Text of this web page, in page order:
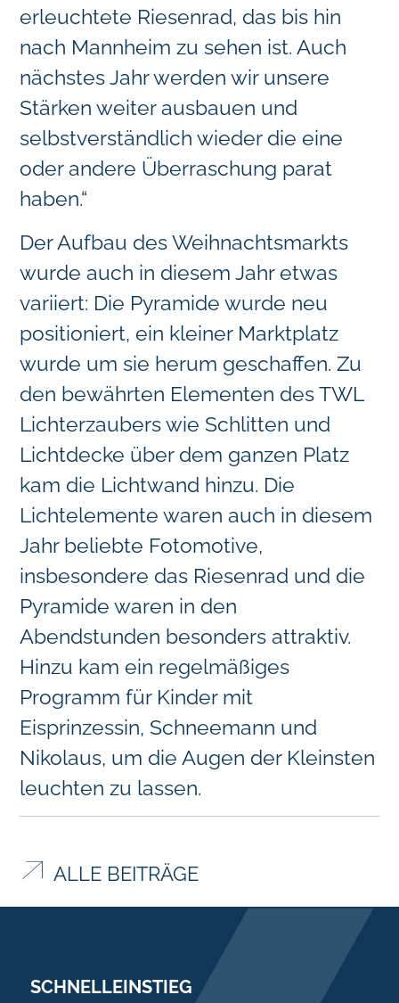
erleuchtete Riesenrad, das bis hin
nach Mannheim zu sehen ist. Auch
nächstes Jahr werden wir unsere
Stärken weiter ausbauen und
selbstverständlich wieder die eine
oder andere Überraschung parat
haben.“
Der Aufbau des Weihnachtsmarkts
wurde auch in diesem Jahr etwas
variiert: Die Pyramide wurde neu
positioniert, ein kleiner Marktplatz
wurde um sie herum geschaffen. Zu
den bewährten Elementen des TWL
Lichterzaubers wie Schlitten und
Lichtdecke über dem ganzen Platz
kam die Lichtwand hinzu. Die
Lichtelemente waren auch in diesem
Jahr beliebte Fotomotive,
insbesondere das Riesenrad und die
Pyramide waren in den
Abendstunden besonders attraktiv.
Hinzu kam ein regelmäßiges
Programm für Kinder mit
Eisprinzessin, Schneemann und
Nikolaus, um die Augen der Kleinsten
leuchten zu lassen.
ALLE BEITRÄGE
SCHNELLEINSTIEG